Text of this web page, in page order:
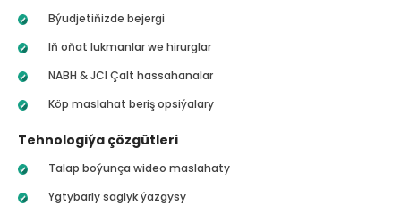
Býudjetiňizde bejergi
Iň oňat lukmanlar we hirurglar
NABH & JCI Çalt hassahanalar
Köp maslahat beriş opsiýalary
Tehnologiýa çözgütleri
Talap boýunça wideo maslahaty
Ygtybarly saglyk ýazgysy